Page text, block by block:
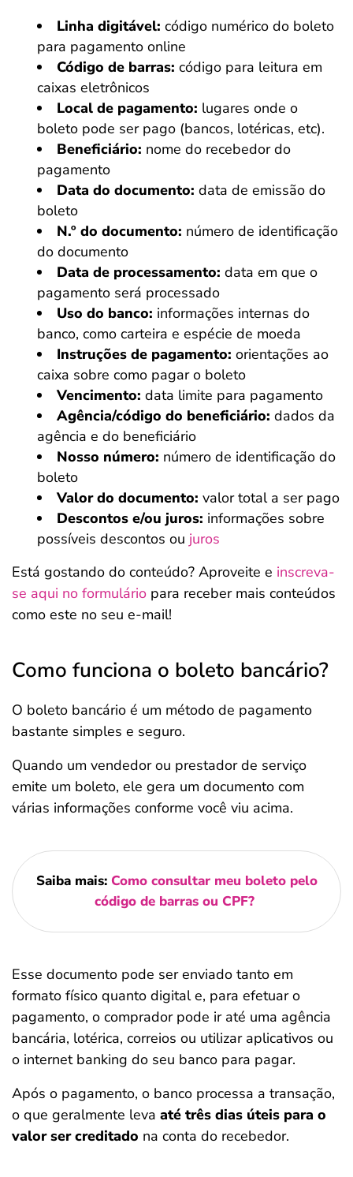
Linha digitável: código numérico do boleto
para pagamento online
Código de barras: código para leitura em
caixas eletrônicos
Local de pagamento: lugares onde o
boleto pode ser pago (bancos, lotéricas, etc).
Beneficiário: nome do recebedor do
pagamento
Data do documento: data de emissão do
boleto
N.º do documento: número de identificação
do documento
Data de processamento: data em que o
pagamento será processado
Uso do banco: informações internas do
banco, como carteira e espécie de moeda
Instruções de pagamento: orientações ao
caixa sobre como pagar o boleto
Vencimento: data limite para pagamento
Agência/código do beneficiário: dados da
agência e do beneficiário
Nosso número: número de identificação do
boleto
Valor do documento: valor total a ser pago
Descontos e/ou juros: informações sobre
possíveis descontos ou juros
Está gostando do conteúdo? Aproveite e inscreva-
se aqui no formulário para receber mais conteúdos
como este no seu e-mail!
Como funciona o boleto bancário?
O boleto bancário é um método de pagamento
bastante simples e seguro.
Quando um vendedor ou prestador de serviço
emite um boleto, ele gera um documento com
várias informações conforme você viu acima.
Saiba mais: Como consultar meu boleto pelo
código de barras ou CPF?
Esse documento pode ser enviado tanto em
formato físico quanto digital e, para efetuar o
pagamento, o comprador pode ir até uma agência
bancária, lotérica, correios ou utilizar aplicativos ou
o internet banking do seu banco para pagar.
Após o pagamento, o banco processa a transação,
o que geralmente leva até três dias úteis para o
valor ser creditado na conta do recebedor.